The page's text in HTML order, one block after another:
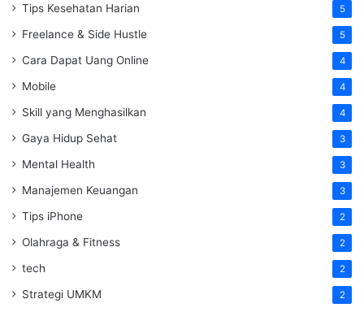
Tips Kesehatan Harian 5
Freelance & Side Hustle 5
Cara Dapat Uang Online 4
Mobile 4
Skill yang Menghasilkan 4
Gaya Hidup Sehat 3
Mental Health 3
Manajemen Keuangan 3
Tips iPhone 2
Olahraga & Fitness 2
tech 2
Strategi UMKM 2